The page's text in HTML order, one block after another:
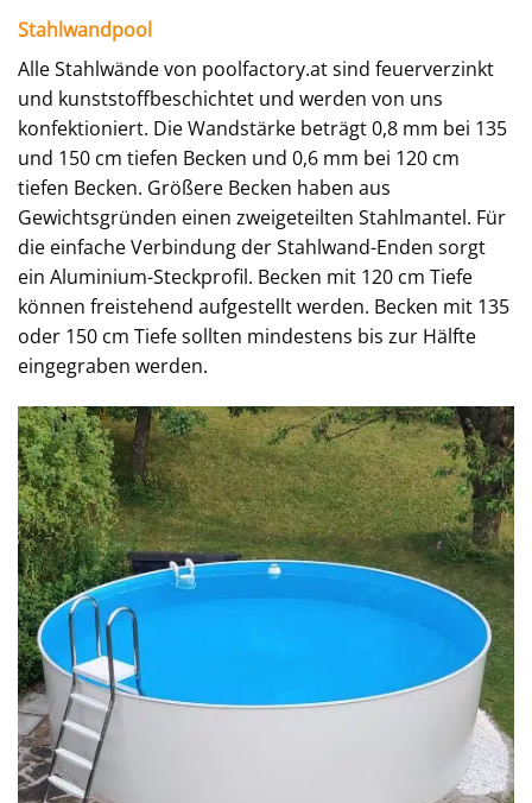
Stahlwandpool
Alle Stahlwände von poolfactory.at sind feuerverzinkt
und kunststoffbeschichtet und werden von uns
konfektioniert. Die Wandstärke beträgt 0,8 mm bei 135
und 150 cm tiefen Becken und 0,6 mm bei 120 cm
tiefen Becken. Größere Becken haben aus
Gewichtsgründen einen zweigeteilten Stahlmantel. Für
die einfache Verbindung der Stahlwand-Enden sorgt
ein Aluminium-Steckprofil. Becken mit 120 cm Tiefe
können freistehend aufgestellt werden. Becken mit 135
oder 150 cm Tiefe sollten mindestens bis zur Hälfte
eingegraben werden.